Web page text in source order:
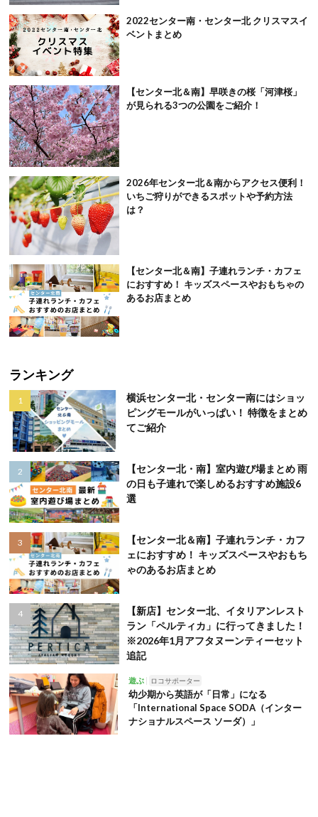
2022センター南・センター北 クリスマスイ
ベントまとめ
【センター北＆南】早咲きの桜「河津桜」
が見られる3つの公園をご紹介！
2026年センター北＆南からアクセス便利！
いちご狩りができるスポットや予約方法
は？
【センター北＆南】子連れランチ・カフェ
におすすめ！ キッズスペースやおもちゃの
あるお店まとめ
ランキング
横浜センター北・センター南にはショッ
ピングモールがいっぱい！ 特徴をまとめ
てご紹介
【センター北・南】室内遊び場まとめ 雨
の日も子連れで楽しめるおすすめ施設6
選
【センター北＆南】子連れランチ・カフ
ェにおすすめ！ キッズスペースやおもち
ゃのあるお店まとめ
【新店】センター北、イタリアンレスト
ラン「ペルティカ」に行ってきました！
※2026年1月アフタヌーンティーセット
追記
遊ぶ ロコサポーター
幼少期から英語が「日常」になる
「International Space SODA（インター
ナショナルスペース ソーダ）」